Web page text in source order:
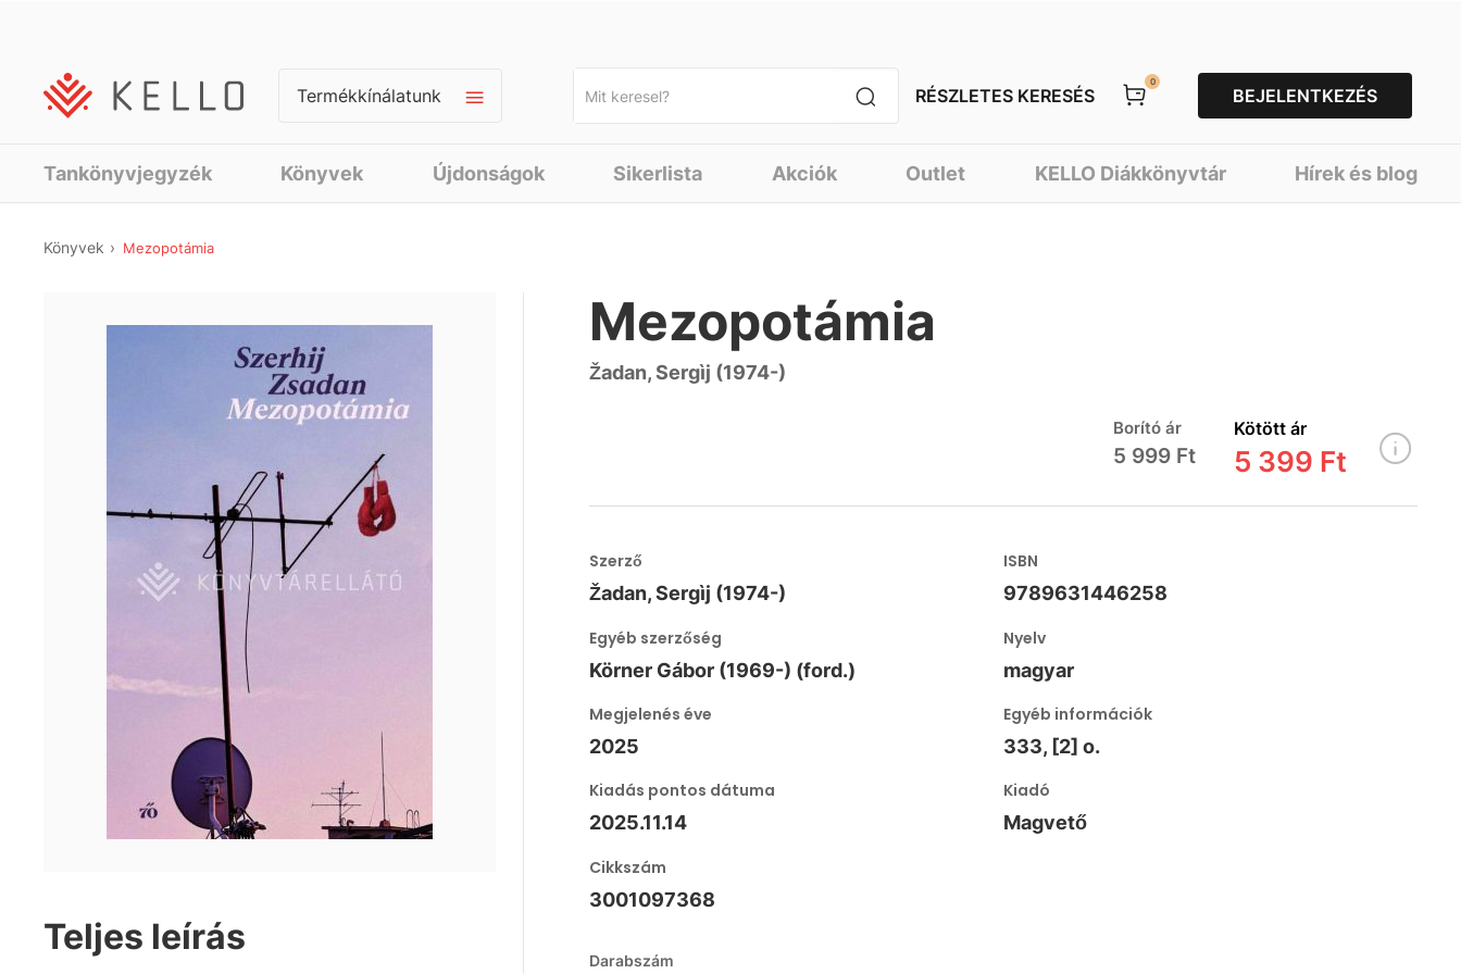
Termékkínálatunk RÉSZLETES KERESÉS
0
BEJELENTKEZÉS
Tankönyvjegyzék Könyvek Újdonságok Sikerlista Akciók Outlet KELLO Diákkönyvtár Hírek és blog
Könyvek Mezopotámia
Teljes leírás
Mezopotámia
Žadan, Sergìj (1974-)
Borító ár
5 999 Ft
Kötött ár
5 399 Ft
Szerző
Žadan, Sergìj (1974-)
ISBN
9789631446258
Egyéb szerzőség
Körner Gábor (1969-) (ford.)
Nyelv
magyar
Megjelenés éve
2025
Egyéb információk
333, [2] o.
Kiadás pontos dátuma
2025.11.14
Kiadó
Magvető
Cikkszám
3001097368
Darabszám